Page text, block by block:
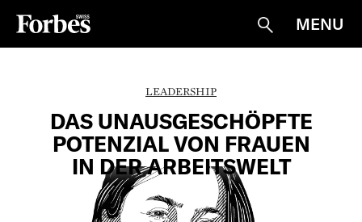
Suche
MENU
LEADERSHIP
DAS UNAUSGESCHÖPFTE
POTENZIAL VON FRAUEN
IN DER ARBEITSWELT